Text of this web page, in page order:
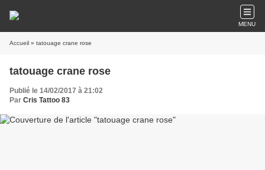
MENU
Accueil » tatouage crane rose
tatouage crane rose
Publié le 14/02/2017 à 21:02
Par Cris Tattoo 83